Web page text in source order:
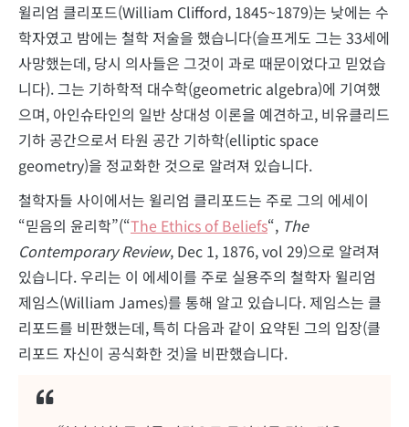
윌리엄 클리포드(William Clifford, 1845~1879)는 낮에는 수
학자였고 밤에는 철학 저술을 했습니다(슬프게도 그는 33세에
사망했는데, 당시 의사들은 그것이 과로 때문이었다고 믿었습
니다). 그는 기하학적 대수학(geometric algebra)에 기여했
으며, 아인슈타인의 일반 상대성 이론을 예견하고, 비유클리드
기하 공간으로서 타원 공간 기하학(elliptic space
geometry)을 정교화한 것으로 알려져 있습니다.
철학자들 사이에서는 윌리엄 클리포드는 주로 그의 에세이
“믿음의 윤리학”(“The Ethics of Beliefs“, The
Contemporary Review, Dec 1, 1876, vol 29)으로 알려져
있습니다. 우리는 이 에세이를 주로 실용주의 철학자 윌리엄
제임스(William James)를 통해 알고 있습니다. 제임스는 클
리포드를 비판했는데, 특히 다음과 같이 요약된 그의 입장(클
리포드 자신이 공식화한 것)을 비판했습니다.